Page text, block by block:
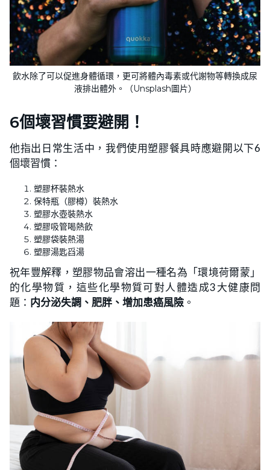
飲水除了可以促進身體循環，更可將體內毒素或代謝物等轉換成尿
液排出體外。（Unsplash圖片）
6個壞習慣要避開！
他指出日常生活中，我們使用塑膠餐具時應避開以下6
個壞習慣：
塑膠杯裝熱水
保特瓶（膠樽）裝熱水
塑膠水壺裝熱水
塑膠吸管喝熱飲
塑膠袋裝熱湯
塑膠湯匙舀湯
祝年豐解釋，塑膠物品會溶出一種名為「環境荷爾蒙」
的化學物質，這些化學物質可對人體造成3大健康問
題： 内分泌失調、肥胖、增加患癌風險 。